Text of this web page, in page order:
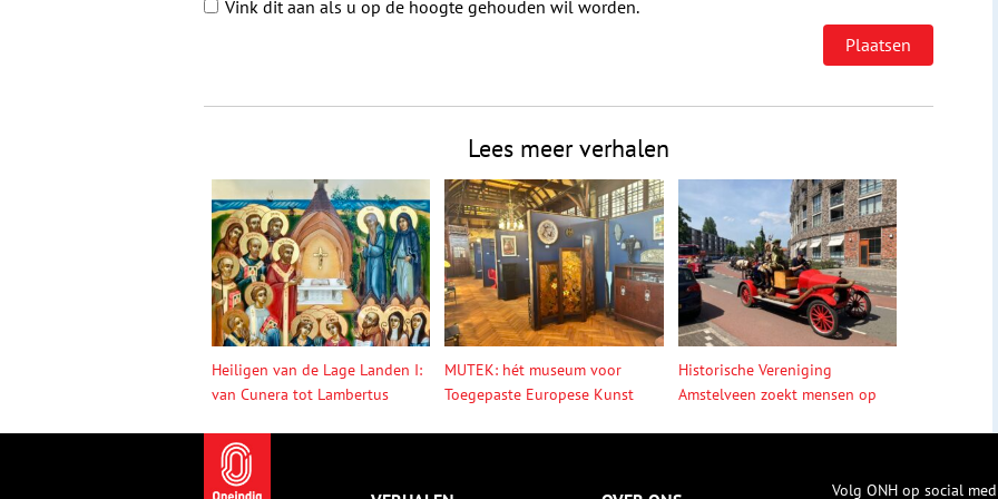
Vink dit aan als u op de hoogte gehouden wil worden.
Lees meer verhalen
Heiligen van de Lage Landen I:
van Cunera tot Lambertus
MUTEK: hét museum voor
Toegepaste Europese Kunst
Historische Vereniging
Amstelveen zoekt mensen op
Volg ONH op social